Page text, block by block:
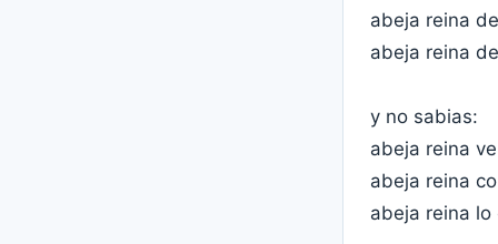
abeja reina
abeja reina
y no sabias:
abeja reina
abeja reina
abeja reina lo